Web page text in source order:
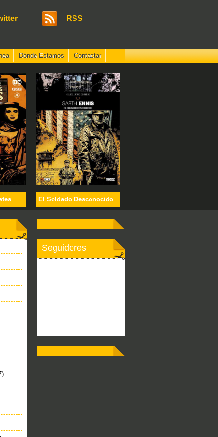
RSS
Dónde Estamos Contactar
El Soldado Desconocido
Seguidores